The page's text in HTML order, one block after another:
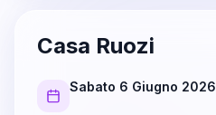
Casa Ruozi
Sabato 6 Giugno 2026